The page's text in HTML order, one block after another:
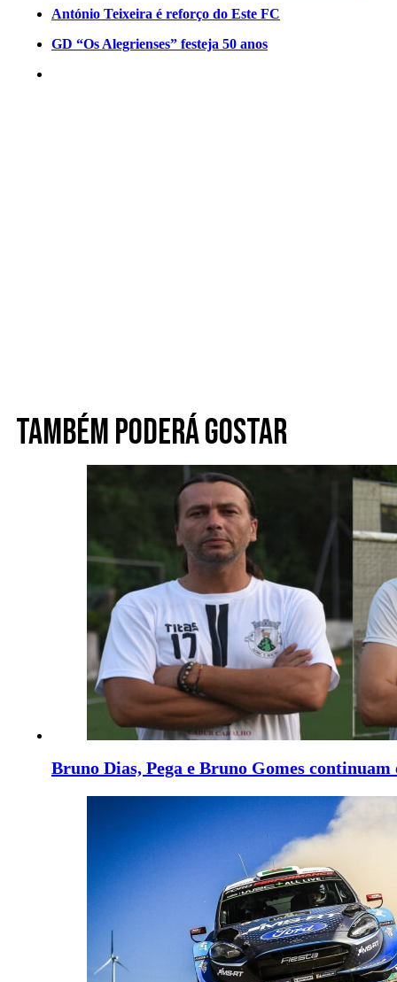
António Teixeira é reforço do Este FC
GD “Os Alegrienses” festeja 50 anos
Também poderá gostar
Bruno Dias, Pega e Bruno Gomes continuam